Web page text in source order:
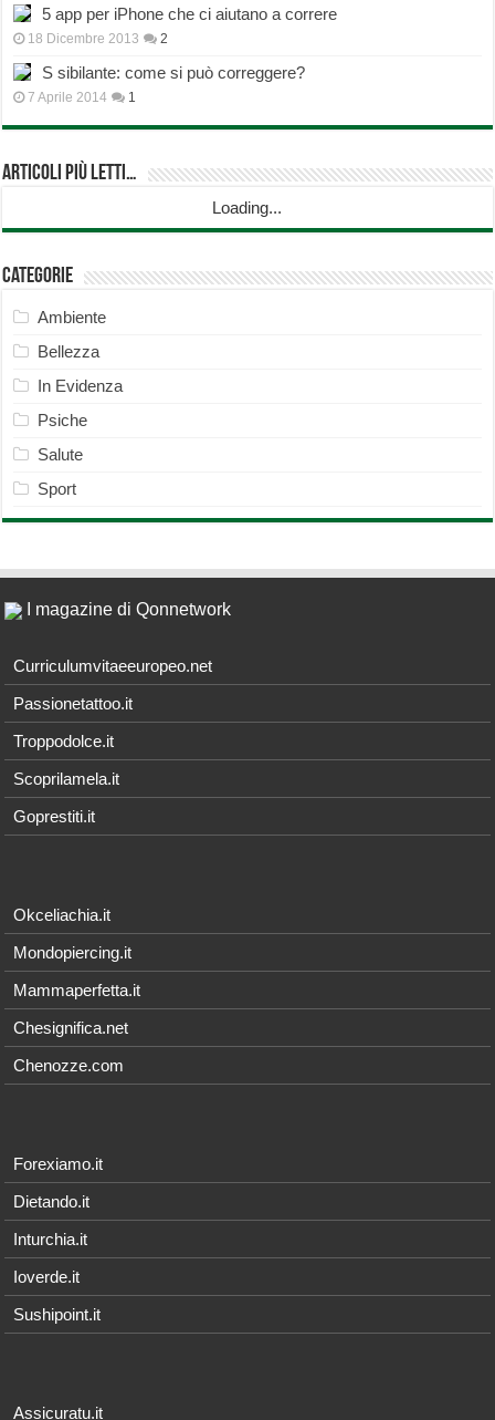
5 app per iPhone che ci aiutano a correre
18 Dicembre 2013 2
S sibilante: come si può correggere?
7 Aprile 2014 1
Articoli più Letti…
Loading...
Categorie
Ambiente
Bellezza
In Evidenza
Psiche
Salute
Sport
I magazine di Qonnetwork
Curriculumvitaeeuropeo.net
Passionetattoo.it
Troppodolce.it
Scoprilamela.it
Goprestiti.it
Okceliachia.it
Mondopiercing.it
Mammaperfetta.it
Chesignifica.net
Chenozze.com
Forexiamo.it
Dietando.it
Inturchia.it
Ioverde.it
Sushipoint.it
Assicuratu.it